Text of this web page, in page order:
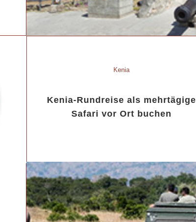
Kenia
Kenia-Rundreise als mehrtägige
Safari vor Ort buchen